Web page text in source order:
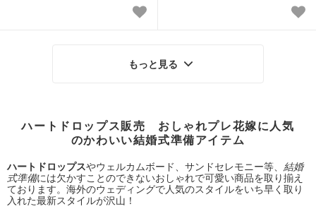
もっと見る
ハートドロップス販売 おしゃれプレ花嫁に人気
のかわいい結婚式準備アイテム
ハートドロップスやウェルカムボード、サンドセレモニー等、 結婚
式準備には欠かすことのできないおしゃれで可愛い商品を取り揃え
ております。海外のウェディングで人気のスタイルをいち早く取り
入れた最新スタイルが沢山！